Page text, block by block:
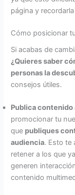
página y
Cómo posicionar
Si acabas de
¿Quieres saber
personas la
consejos útiles.
Publica
promocionar tu
que publiques
audiencia. Esto te
retener a los que
generen
contenido